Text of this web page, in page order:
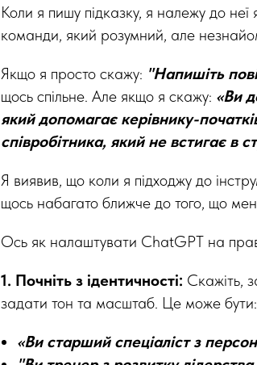
Коли я пишу підказку, я належу до неї
команди, який розумний, але
Якщо я просто скажу: "Напишіть
щось спільне. Але якщо я скажу: «Ви
який допомагає керівнику-
співробітника, який не встигає в
Я виявив, що коли я підходжу до
щось набагато ближче до того, що
Ось як налаштувати ChatGPT на
1. Почніть з ідентичності: Скажіть,
задати тон та масштаб. Це може бути:
«Ви старший спеціаліст з